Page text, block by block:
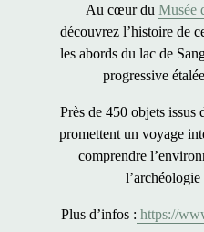
Au cœur du Musée
découvrez l’histoire de
les abords du lac de
progressive
Près de 450 objets issus
promettent un voyage
comprendre
Plus d’infos : https://